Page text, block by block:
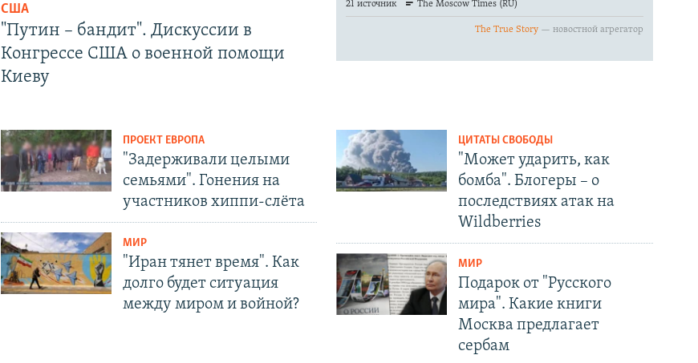
США
"Путин – бандит". Дискуссии в
Конгрессе США о военной помощи
Киеву
ПРОЕКТ ЕВРОПА
"Задерживали целыми
семьями". Гонения на
участников хиппи-слёта
МИР
"Иран тянет время". Как
долго будет ситуация
между миром и войной?
ЦИТАТЫ СВОБОДЫ
"Может ударить, как
бомба". Блогеры – о
последствиях атак на
Wildberries
МИР
Подарок от "Русского
мира". Какие книги
Москва предлагает
сербам